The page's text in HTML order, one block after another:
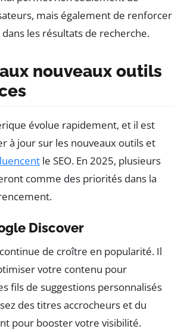
mais également de renforcer
les résultats de recherche.
aux nouveaux outils
évolue rapidement, et il est
à jour sur les nouveaux outils et
le SEO. En 2025, plusieurs
comme des priorités dans la
Discover
continue de croître en popularité. Il
votre contenu pour
fils de suggestions personnalisés
des titres accrocheurs et du
pour booster votre visibilité.